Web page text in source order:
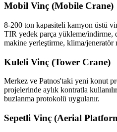
Mobil Vinç (Mobile Crane)
8-200 ton kapasiteli kamyon üstü
TIR yedek parça yükleme/indirme,
makine yerleştirme, klima/jeneratör
Kuleli Vinç (Tower Crane)
Merkez ve Patnos'taki yeni konut
projelerinde aylık kontratla
buzlanma protokolü uygulanır.
Sepetli Vinç (Aerial